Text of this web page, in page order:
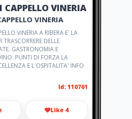
VINERIA
VINERIA
ViNERIA A RIBERA E' LA
TRASCORRERE DELLE
GASTRONOMIA E
PUNTI DI FORZA LA
E L'OSPITALITA' INFO
Id: 110761
Like 4